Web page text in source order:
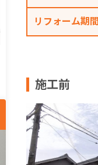
リフォーム期間
施工前